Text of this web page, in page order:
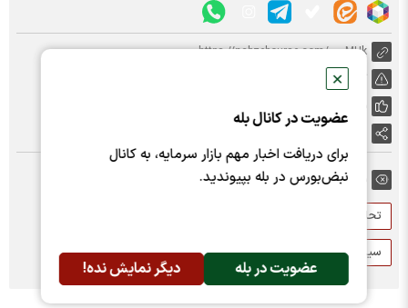
✕
عضویت در کانال بله
برای دریافت اخبار مهم بازار سرمایه، به کانال
نبض‌بورس در بله بپیوندید.
عضویت در بله دیگر نمایش نده!
https://nabzebourse.com/000MHk
گزارش خطا
برچسب ها:
تحلیل بنیادی
سید علی فاطمی
کچاد